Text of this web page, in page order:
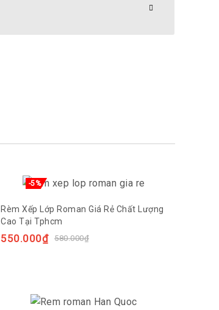
-5%
Rèm Xếp Lớp Roman Giá Rẻ Chất Lượng
Cao Tại Tphcm
580.000₫
550.000₫